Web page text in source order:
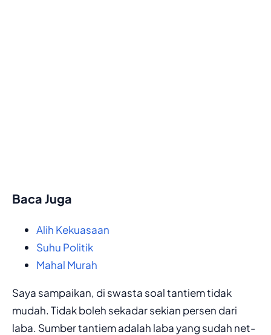
Baca Juga
Alih Kekuasaan
Suhu Politik
Mahal Murah
Saya sampaikan, di swasta soal tantiem tidak
mudah. Tidak boleh sekadar sekian persen dari
laba. Sumber tantiem adalah laba yang sudah net-